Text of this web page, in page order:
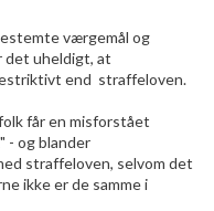
værgemål og
det uheldigt, at
end straffeloven.
får en misforstået
- og blander
straffeloven, selvom det
ikke er de samme i